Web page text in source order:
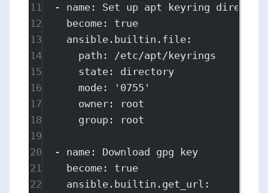
11
- name : Set up apt keyring
12
become : true
13
ansible.builtin.file :
14
path : /etc/apt/keyrings
15
state : directory
16
mode :
'0755'
17
owner :
root
18
group :
root
19
20
- name : Download gpg key
21
become : true
22
ansible.builtin.get_url :